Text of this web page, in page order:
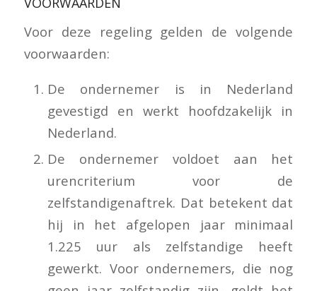
Voor deze regeling gelden de volgende
voorwaarden:
De ondernemer is in Nederland
gevestigd en werkt hoofdzakelijk in
Nederland.
De ondernemer voldoet aan het
urencriterium voor de
zelfstandigenaftrek. Dat betekent dat
hij in het afgelopen jaar minimaal
1.225 uur als zelfstandige heeft
gewerkt. Voor ondernemers, die nog